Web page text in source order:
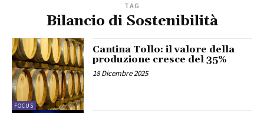
TAG
Bilancio di Sostenibilità
FOCUS
Cantina Tollo: il valore della
produzione cresce del 35%
18 Dicembre 2025